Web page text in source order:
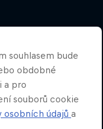
souhlasem bude
obdobné
a pro
souborů cookie
osobních údajů a